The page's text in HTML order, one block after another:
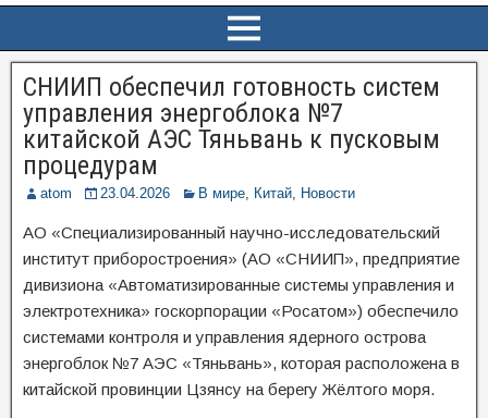
СНИИП обеспечил готовность систем
управления энергоблока №7
китайской АЭС Тяньвань к пусковым
процедурам
atom 23.04.2026 В мире, Китай, Новости
АО «Специализированный научно-исследовательский
институт приборостроения» (АО «СНИИП», предприятие
дивизиона «Автоматизированные системы управления и
электротехника» госкорпорации «Росатом») обеспечило
системами контроля и управления ядерного острова
энергоблок №7 АЭС «Тяньвань», которая расположена в
китайской провинции Цзянсу на берегу Жёлтого моря.